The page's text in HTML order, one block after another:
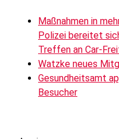
Maßnahmen in
Polizei bereitet
Treffen an Car-
Watzke neues
Gesundheitsamt
Besucher